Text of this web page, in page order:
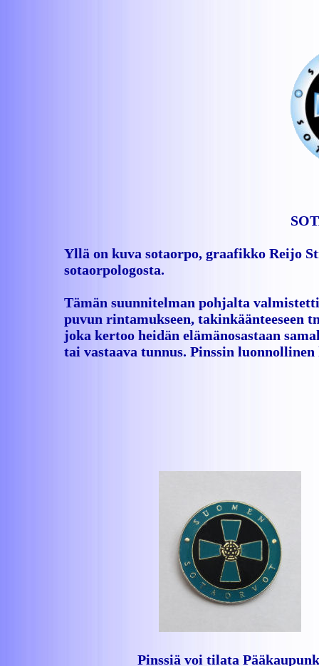
Yllä on kuva sotaorpo, graafikko Reijo
sotaorpologosta.
Tämän suunnitelman pohjalta
puvun rintamukseen, takinkäänteeseen
joka kertoo heidän elämänosastaan
tai vastaava tunnus. Pinssin luonnollinen
Pinssiä voi tilata